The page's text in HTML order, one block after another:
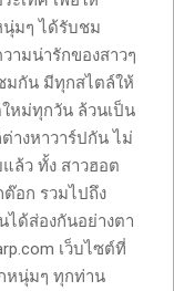
มๆ ได้รับชม
ามน่ารักของสาวๆ
มกัน มีทุกสไตล์ให้
หม่ทุกวัน ล้วนเป็น
างหาวาร์ปกัน ไม่
ล้ว ทั้ง สาวฮอต
อก รวมไปถึง
ด้ส่องกันอย่างตา
เว็บไซต์ที่
หนุ่มๆ ทุกท่าน